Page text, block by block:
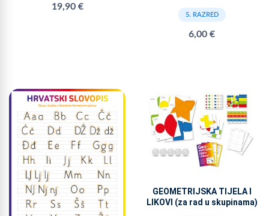
19,90 €
5. RAZRED
6,00 €
GEOMETRIJSKA TIJELA I
LIKOVI (za rad u skupinama)